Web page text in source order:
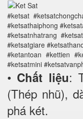
#ketsat
#ketsathaiphong
#ketsatnhatrang
#ketsatgiare
#ketantoan #kettien
#ketsatmini
• Chất liệu:
(Thép nhũ),
phá két.